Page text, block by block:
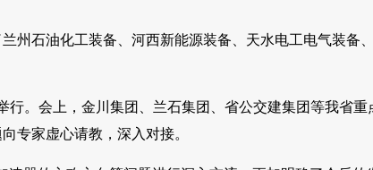
州石油化工装备、河西新能源装备、天水电工电气装备
行。会上，金川集团、兰石集团、省公交建集团等我省
专家虚心请教，深入对接。